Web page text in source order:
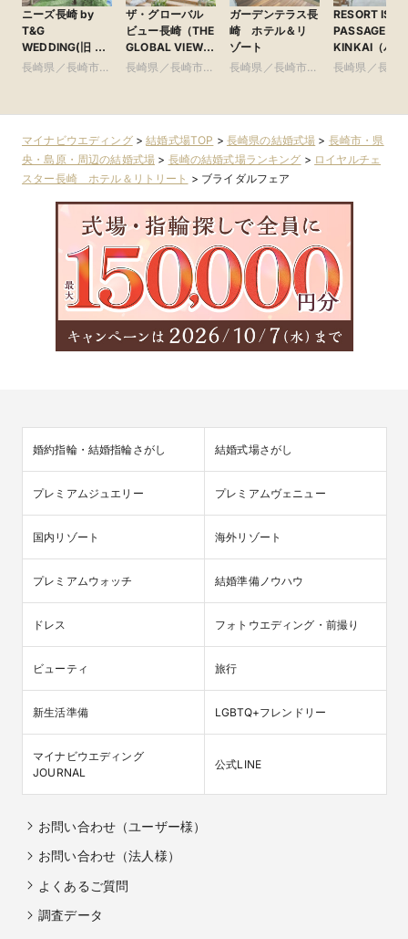
ニーズ長崎 by
T&G
WEDDING(旧 ベ
イサイド迎賓館
長崎県／長崎市・
ザ・グローバル
ビュー長崎（THE
GLOBAL VIEW長
崎）
長崎県／長崎市・
ガーデンテラス長
崎 ホテル＆リ
ゾート
長崎県／長崎市・
RESORT
PASSAGE
KINKAI（パサ
ジュ琴海）
長崎県／長崎
マイナビウエディング>結婚式場TOP > 長崎県の結婚式場 > 長崎市・県
央・島原・周辺の結婚式場 > 長崎の結婚式場ランキング > ロイヤルチェ
スター長崎 ホテル＆リトリート > ブライダルフェア
婚約指輪・結婚指輪さがし 結婚式場さがし
プレミアムジュエリー プレミアムヴェニュー
国内リゾート 海外リゾート
プレミアムウォッチ 結婚準備ノウハウ
ドレス フォトウエディング・前撮り
ビューティ 旅行
新生活準備 LGBTQ+フレンドリー
マイナビウエディング
JOURNAL
公式LINE
お問い合わせ（ユーザー様）
お問い合わせ（法人様）
よくあるご質問
調査データ